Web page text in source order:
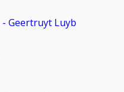
- Geertruyt Luyb